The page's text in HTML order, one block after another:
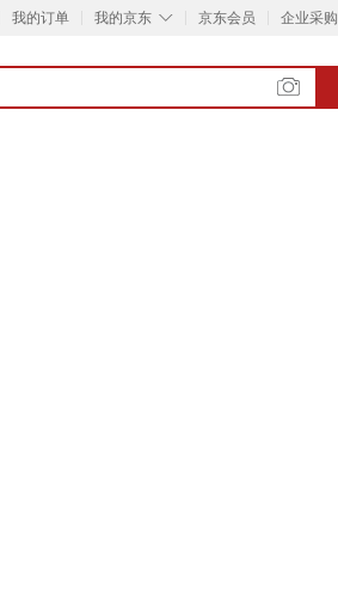
我的订单 ◇
我的京东 京东会员 企业采购